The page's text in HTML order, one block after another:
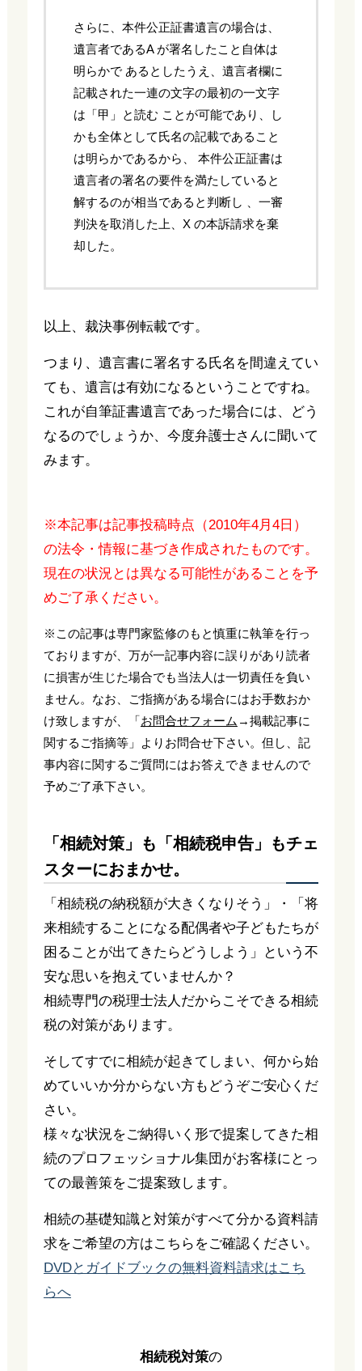
さらに、本件公正証書遺言の場合は、
遺言者であるA が署名したこと自体は
明らかで あるとしたうえ、遺言者欄に
記載された一連の文字の最初の一文字
は「甲」と読む ことが可能であり、し
かも全体として氏名の記載であること
は明らかであるから、 本件公正証書は
遺言者の署名の要件を満たしていると
解するのが相当であると判断し 、一審
判決を取消した上、X の本訴請求を棄
却した。
以上、裁決事例転載です。
つまり、遺言書に署名する氏名を間違えてい
ても、遺言は有効になるということですね。
これが自筆証書遺言であった場合には、どう
なるのでしょうか、今度弁護士さんに聞いて
みます。
※本記事は記事投稿時点（2010年4月4日）
の法令・情報に基づき作成されたものです。
現在の状況とは異なる可能性があることを予
めご了承ください。
※この記事は専門家監修のもと慎重に執筆を行っ
ておりますが、万が一記事内容に誤りがあり読者
に損害が生じた場合でも当法人は一切責任を負い
ません。なお、ご指摘がある場合にはお手数おか
け致しますが、「お問合せフォーム →掲載記事に
関するご指摘等」よりお問合せ下さい。但し、記
事内容に関するご質問にはお答えできませんので
予めご了承下さい。
「相続対策」も「相続税申告」もチェ
スターにおまかせ。
「相続税の納税額が大きくなりそう」・「将
来相続することになる配偶者や子どもたちが
困ることが出てきたらどうしよう」という不
安な思いを抱えていませんか？
相続専門の税理士法人だからこそできる相続
税の対策があります。
そしてすでに相続が起きてしまい、何から始
めていいか分からない方もどうぞご安心くだ
さい。
様々な状況をご納得いく形で提案してきた相
続のプロフェッショナル集団がお客様にとっ
ての最善策をご提案致します。
相続の基礎知識と対策がすべて分かる資料請
求をご希望の方はこちらをご確認ください。
DVDとガイドブックの無料資料請求はこち
らへ
相続税対策の